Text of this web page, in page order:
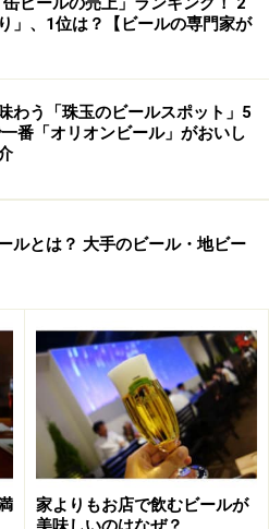
Coriander）は、シアントロ
シャンツァイ（香菜＝中国
）、ザウムイ（＝ベトナム
アンダーの葉の風味と種/果実
、オレンジピールが織
ーティさを感じさせる、さわ
」、1位は？【ビールの専門家が
わう「珠玉のビールスポット」5
番「オリオンビール」がおいし
ルとは？ 大手のビール・地ビー
家よりもお店で飲むビールが